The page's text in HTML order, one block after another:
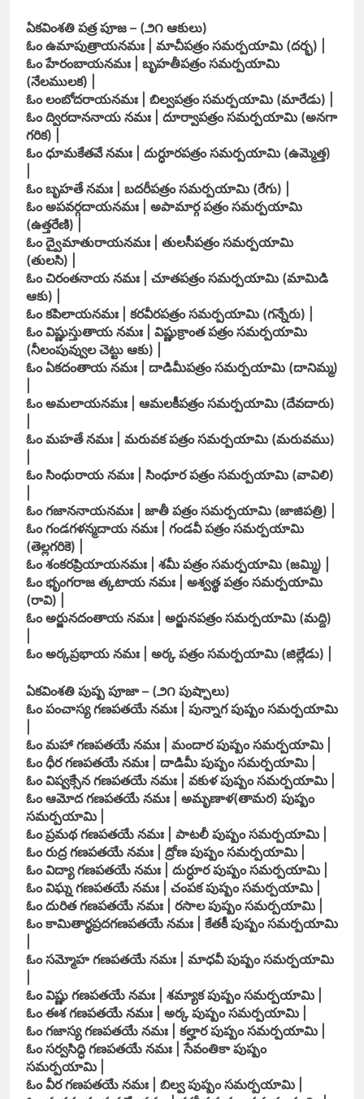
ఏకవింశతి పత్ర పూజ – (౨౧ ఆకులు)
ఓం ఉమాపుత్రాయనమః | మాచీపత్రం సమర్పయామి (దర్భ) |
ఓం హేరంబాయనమః | బృహతీపత్రం సమర్పయామి
(నేలములక) |
ఓం లంబోదరాయనమః | బిల్వపత్రం సమర్పయామి (మారేడు) |
ఓం ద్విరదాననాయ నమః | దూర్వాపత్రం సమర్పయామి (అనగా
గరిక) |
ఓం ధూమకేతవే నమః | దుర్ధూరపత్రం సమర్పయామి (ఉమ్మెత్త)
ఓం బృహతే నమః | బదరీపత్రం సమర్పయామి (రేగు) |
ఓం అపవర్గదాయనమః | అపామార్గ పత్రం సమర్పయామి
(ఉత్తరేణి) |
ఓం ద్వైమాతురాయనమః | తులసీపత్రం సమర్పయామి
(తులసి) |
ఓం చిరంతనాయ నమః | చూతపత్రం సమర్పయామి (మామిడి
ఆకు) |
ఓం కపిలాయనమః | కరవీరపత్రం సమర్పయామి (గన్నేరు) |
ఓం విష్ణుస్తుతాయ నమః | విష్ణుక్రాంత పత్రం సమర్పయామి
(నీలంపువ్వుల చెట్టు ఆకు) |
ఓం ఏకదంతాయ నమః | దాడిమీపత్రం సమర్పయామి (దానిమ్మ)
ఓం అమలాయనమః | ఆమలకీపత్రం సమర్పయామి (దేవదారు)
ఓం మహతే నమః | మరువక పత్రం సమర్పయామి (మరువము)
ఓం సింధురాయ నమః | సింధూర పత్రం సమర్పయామి (వావిలి)
ఓం గజాననాయనమః | జాతీ పత్రం సమర్పయామి (జాజిపత్రి) |
ఓం గండగళన్మదాయ నమః | గండవీ పత్రం సమర్పయామి
(తెల్లగరికె) |
ఓం శంకరప్రియాయనమః | శమీ పత్రం సమర్పయామి (జమ్మి) |
ఓం భృంగరాజ త్కటాయ నమః | అశ్వత్థ పత్రం సమర్పయామి
(రావి) |
ఓం అర్జునదంతాయ నమః | అర్జునపత్రం సమర్పయామి (మద్ది)
ఓం అర్కప్రభాయ నమః | అర్క పత్రం సమర్పయామి (జిల్లేడు) |
ఏకవింశతి పుష్ప పూజా – (౨౧ పుష్పాలు)
ఓం పంచాస్య గణపతయే నమః | పున్నాగ పుష్పం సమర్పయామి
ఓం మహా గణపతయే నమః | మందార పుష్పం సమర్పయామి |
ఓం ధీర గణపతయే నమః | దాడిమీ పుష్పం సమర్పయామి |
ఓం విష్వక్సేన గణపతయే నమః | వకుళ పుష్పం సమర్పయామి |
ఓం ఆమోద గణపతయే నమః | అమృణాళ(తామర) పుష్పం
సమర్పయామి |
ఓం ప్రమథ గణపతయే నమః | పాటలీ పుష్పం సమర్పయామి |
ఓం రుద్ర గణపతయే నమః | ద్రోణ పుష్పం సమర్పయామి |
ఓం విద్యా గణపతయే నమః | దుర్ధూర పుష్పం సమర్పయామి |
ఓం విఘ్న గణపతయే నమః | చంపక పుష్పం సమర్పయామి |
ఓం దురిత గణపతయే నమః | రసాల పుష్పం సమర్పయామి |
ఓం కామితార్థప్రదగణపతయే నమః | కేతకీ పుష్పం సమర్పయామి
ఓం సమ్మోహ గణపతయే నమః | మాధవీ పుష్పం సమర్పయామి
ఓం విష్ణు గణపతయే నమః | శమ్యాక పుష్పం సమర్పయామి |
ఓం ఈశ గణపతయే నమః | అర్క పుష్పం సమర్పయామి |
ఓం గజాస్య గణపతయే నమః | కల్హార పుష్పం సమర్పయామి |
ఓం సర్వసిద్ధి గణపతయే నమః | సేవంతికా పుష్పం
సమర్పయామి |
ఓం వీర గణపతయే నమః | బిల్వ పుష్పం సమర్పయామి |